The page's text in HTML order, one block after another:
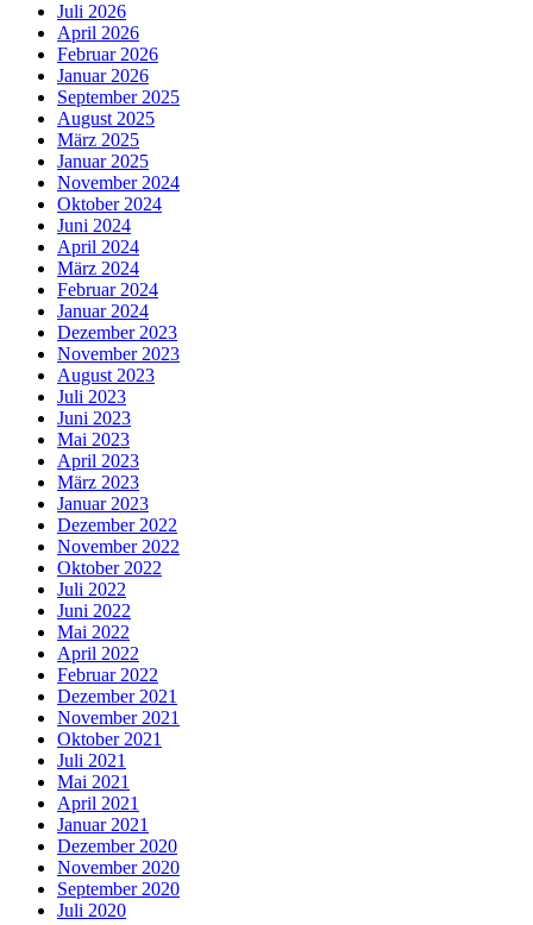
Juli 2026
April 2026
Februar 2026
Januar 2026
September 2025
August 2025
März 2025
Januar 2025
November 2024
Oktober 2024
Juni 2024
April 2024
März 2024
Februar 2024
Januar 2024
Dezember 2023
November 2023
August 2023
Juli 2023
Juni 2023
Mai 2023
April 2023
März 2023
Januar 2023
Dezember 2022
November 2022
Oktober 2022
Juli 2022
Juni 2022
Mai 2022
April 2022
Februar 2022
Dezember 2021
November 2021
Oktober 2021
Juli 2021
Mai 2021
April 2021
Januar 2021
Dezember 2020
November 2020
September 2020
Juli 2020